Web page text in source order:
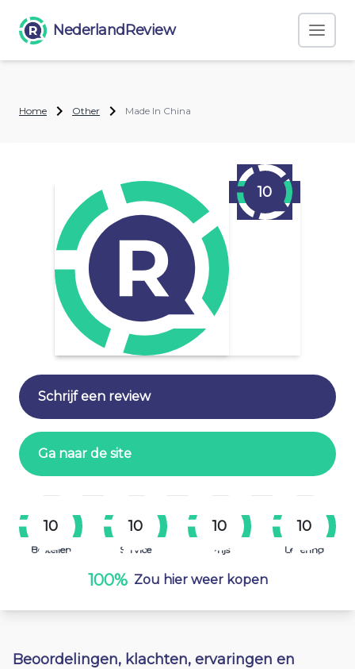
NederlandReview
Home Other Made In China
10
Schrijf een review
Ga naar de site
10
Bestellen
10
Service
10
Prijs
10
Levering
100% Zou hier weer kopen
Beoordelingen, klachten, ervaringen en